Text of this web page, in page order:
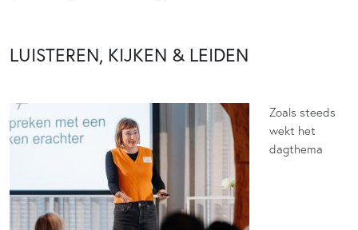
LUISTEREN, KIJKEN & LEIDEN
Zoals steeds
wekt het
dagthema